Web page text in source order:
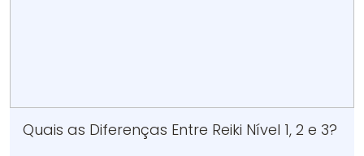
Quais as Diferenças Entre Reiki Nível 1, 2 e 3?